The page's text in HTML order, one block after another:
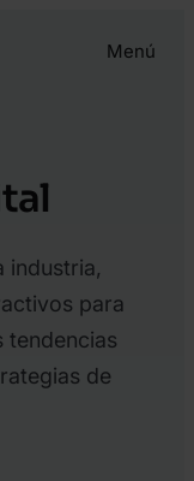
Menú
industria,
para
tendencias
de